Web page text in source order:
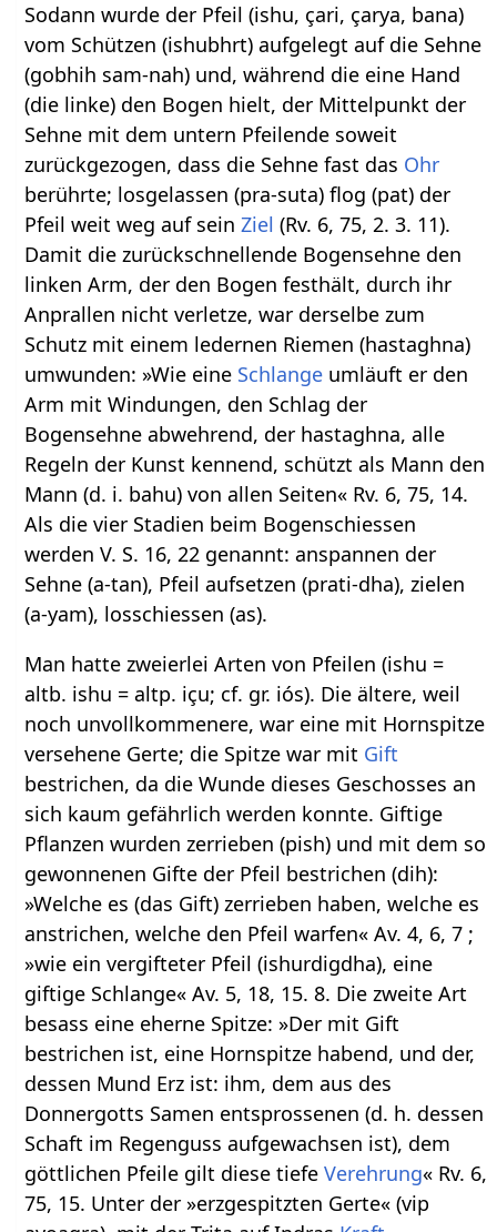
Sodann wurde der Pfeil (ishu, çari, çarya, bana)
vom Schützen (ishubhrt) aufgelegt auf die Sehne
(gobhih sam-nah) und, während die eine Hand
(die linke) den Bogen hielt, der Mittelpunkt der
Sehne mit dem untern Pfeilende soweit
zurückgezogen, dass die Sehne fast das Ohr
berührte; losgelassen (pra-suta) flog (pat) der
Pfeil weit weg auf seinZiel (Rv. 6, 75, 2. 3. 11).
Damit die zurückschnellende Bogensehne den
linken Arm, der den Bogen festhält, durch ihr
Anprallen nicht verletze, war derselbe zum
Schutz mit einem ledernen Riemen (hastaghna)
umwunden: »Wie eine Schlange umläuft er den
Arm mit Windungen, den Schlag der
Bogensehne abwehrend, der hastaghna, alle
Regeln der Kunst kennend, schützt als Mann den
Mann (d. i. bahu) von allen Seiten« Rv. 6, 75, 14.
Als die vier Stadien beim Bogenschiessen
werden V. S. 16, 22 genannt: anspannen der
Sehne (a-tan), Pfeil aufsetzen (prati-dha), zielen
(a-yam), losschiessen (as).
Man hatte zweierlei Arten von Pfeilen (ishu =
altb. ishu = altp. içu; cf. gr. iós). Die ältere, weil
noch unvollkommenere, war eine mit Hornspitze
versehene Gerte; die Spitze war mit Gift
bestrichen, da die Wunde dieses Geschosses an
sich kaum gefährlich werden konnte. Giftige
Pflanzen wurden zerrieben (pish) und mit dem so
gewonnenen Gifte der Pfeil bestrichen (dih):
»Welche es (das Gift) zerrieben haben, welche es
anstrichen, welche den Pfeil warfen« Av. 4, 6, 7 ;
»wie ein vergifteter Pfeil (ishurdigdha), eine
giftige Schlange« Av. 5, 18, 15. 8. Die zweite Art
besass eine eherne Spitze: »Der mit Gift
bestrichen ist, eine Hornspitze habend, und der,
dessen Mund Erz ist: ihm, dem aus des
Donnergotts Samen entsprossenen (d. h. dessen
Schaft im Regenguss aufgewachsen ist), dem
göttlichen Pfeile gilt diese tiefeVerehrung« Rv. 6,
75, 15. Unter der »erzgespitzten Gerte« (vip